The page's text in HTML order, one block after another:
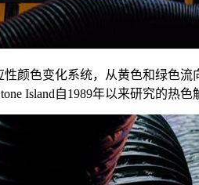
颜色变化系统，从黄色和绿色流
Island自1989年以来研究的热